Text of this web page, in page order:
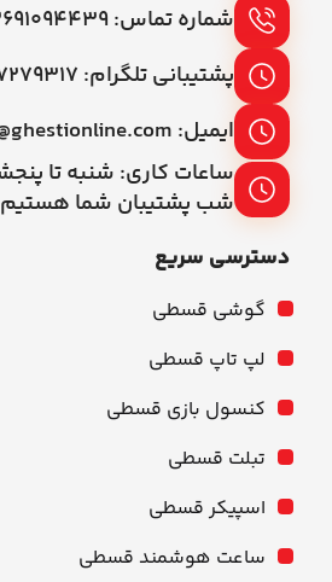
شماره تماس: ۰۲۶۹۱۰۹۴۴۳۹
پشتیبانی تلگرام: ۰۹۰۵۷۲۷۹۳۱۷
ایمیل: info@ghestionline.com
شب پشتیبان شما هستیم
دسترسی سریع
گوشی قسطی
لپ تاپ قسطی
کنسول بازی قسطی
تبلت قسطی
اسپیکر قسطی
ساعت هوشمند قسطی